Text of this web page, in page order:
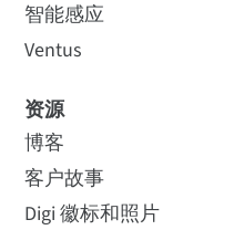
智能感应
Ventus
资源
博客
客户故事
Digi 徽标和照片